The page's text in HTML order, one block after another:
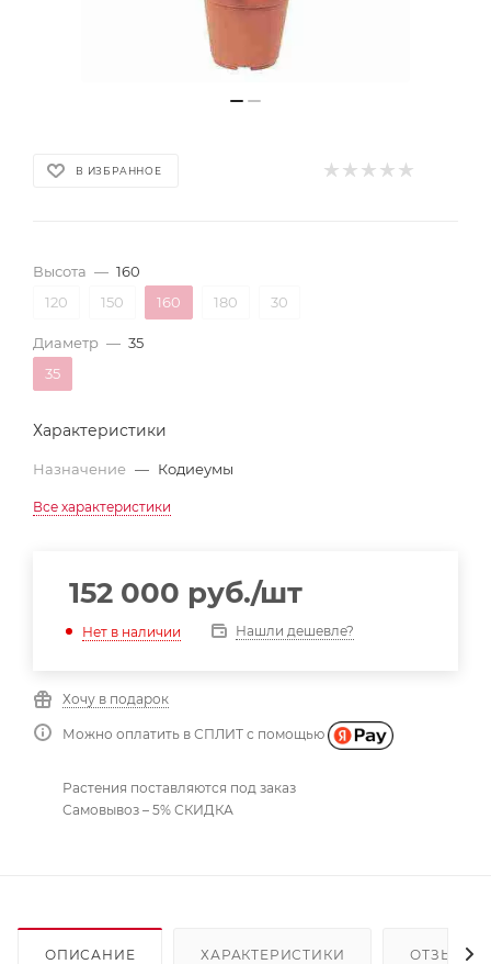
В ИЗБРАННОЕ
Высота — 160
120
150 160 180 30
Диаметр — 35
35
Характеристики
Назначение — Кодиеумы
Все характеристики
152 000 руб./шт
Нет в наличии Нашли дешевле?
Хочу в подарок
Можно оплатить в СПЛИТ с помощью
Растения поставляются под заказ
Самовывоз – 5% СКИДКА
ОПИСАНИЕ ХАРАКТЕРИСТИКИ ОТЗЫВЫ